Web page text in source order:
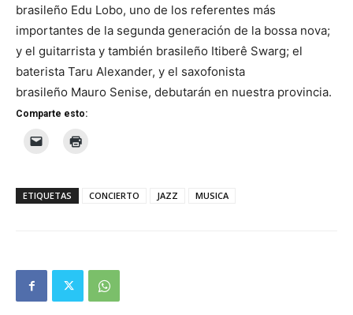
brasileño Edu Lobo, uno de los referentes más
importantes de la segunda generación de la bossa nova;
y el guitarrista y también brasileño Itiberê Swarg; el
baterista Taru Alexander, y el saxofonista
brasileño Mauro Senise, debutarán en nuestra provincia.
Comparte esto:
ETIQUETAS CONCIERTO JAZZ MUSICA